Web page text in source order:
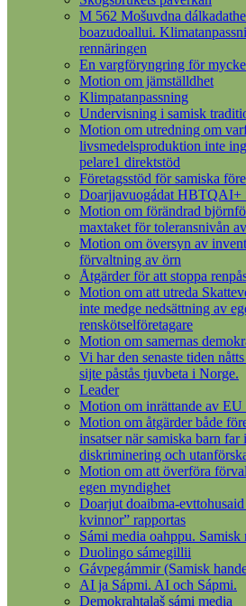
M 562 Mošuvdna
boazudoallui.
rennäringen
En vargföryngring för
Motion om jämställdhet
Klimpatanpassning
Undervisning i samisk
Motion om utredning om
livsmedelsproduktion inte
pelare1 direktstöd
Företagsstöd för samiska
Doarjjavuogádat HBTQAI+
Motion om förändrad
maxtaket för toleransnivån
Motion om översyn av
förvaltning av örn
Åtgärder för att stoppa
Motion om att utreda
inte medge nedsättning av
renskötselföretagare
Motion om samernas
Vi har den senaste tiden
sijte påstås tjuvbeta i Norge.
Leader
Motion om inrättande av
Motion om åtgärder både
insatser när samiska barn
diskriminering och
Motion om att överföra
egen myndighet
Doarjut doaibma-
kvinnor” rapportas
Sámi media oahppu.
Duolingo sámegillii
Gávpegámmir (Samisk
AI ja Sápmi. AI och Sápmi.
Demokrahtalaš sámi media